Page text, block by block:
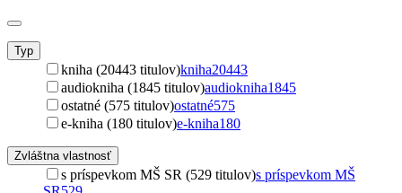
Typ
kniha (20443 titulov)kniha20443
audiokniha (1845 titulov)audiokniha1845
ostatné (575 titulov)ostatné575
e-kniha (180 titulov)e-kniha180
Zvláštna vlastnosť
s príspevkom MŠ SR (529 titulov)s príspevkom MŠ